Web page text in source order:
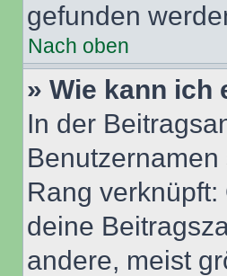
gefunden
Nach oben
» Wie kann ich
In der
Rang
deine
andere, meist